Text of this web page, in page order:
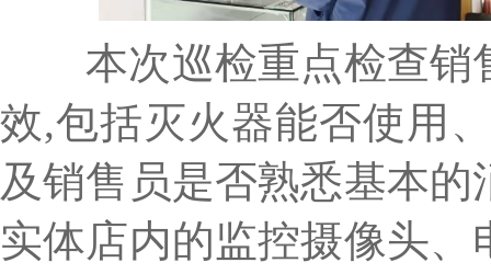
本次巡检重点检查销
效,包括灭火器能否使用
及销售员是否熟悉基本
实体店内的监控摄像头